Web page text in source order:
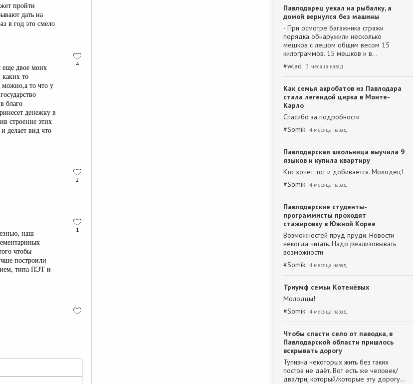
пройти
дать на
в год это смело
4
еще двое моих
то
можно,а то что у
благо
денежку в
строение этих
делает вид что
2
1
наш
чтобы
построили
типа ПЭТ и
Павлодарец уехал на рыбалку, а
домой вернулся без машины
- При осмотре багажника стражи
порядка обнаружили несколько
мешков с лещом общим весом 15
килограммов. 15 мешков и в…
#wlad 3 месяца назад
Как семья акробатов из Павлодара
стала легендой цирка в Монте-
Карло
Спасибо за подробности
#Somik 4 месяца назад
Павлодарская школьница выучила 9
языков и купила квартиру
Кто хочет, тот и добивается. Молодец!
#Somik 4 месяца назад
Павлодарские студенты-
программисты проходят
стажировку в Южной Корее
Возможностей пруд пруди. Новости
некогда читать. Надо реализовывать
возможности
#Somik 4 месяца назад
Триумф семьи Котенёвых
Молодцы!
#Somik 4 месяца назад
Чтобы спасти село от паводка, в
Павлодарской области пришлось
вскрывать дорогу
Тупизна некоторых жить без таких
постов не даёт. Вот есть же человек/
два/три, который/которые эту дорогу…